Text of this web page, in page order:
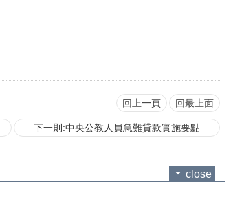
回上一頁 回最上面
下一則:中央公教人員急難貸款實施要點
close